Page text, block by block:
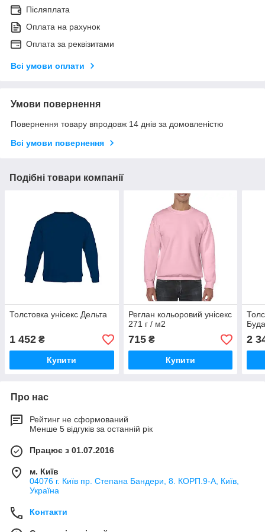
Післяплата
Оплата на рахунок
Оплата за реквізитами
Всі умови оплати
Умови повернення
Повернення товару впродовж 14 днів за домовленістю
Всі умови повернення
Подібні товари компанії
Толстовка унісекс Дельта
1 452 ₴
Купити
Реглан кольоровий унісекс
271 г / м2
715₴
Купити
2
Про нас
Рейтинг не сформований
Менше 5 відгуків за останній рік
Працює з 01.07.2016
м. Київ
04076 г. Київ пр. Степана Бандери, 8. КОРП.9-А, Київ,
Україна
Контакти